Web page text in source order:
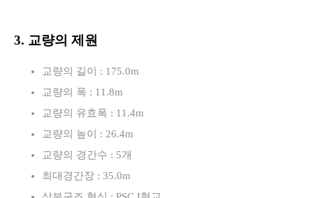
3. 교량의 제원
교량의 길이 : 175.0m
교량의 폭 : 11.8m
교량의 유효폭 : 11.4m
교량의 높이 : 26.4m
교량의 경간수 : 5개
최대경간장 : 35.0m